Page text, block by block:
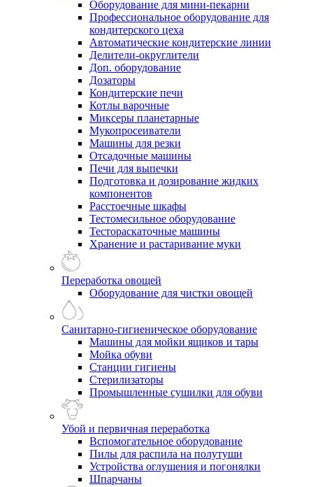
Оборудование для мини-пекарни
Профессиональное оборудование для
кондитерского цеха
Автоматические кондитерские линии
Делители-округлители
Доп. оборудование
Дозаторы
Кондитерские печи
Котлы варочные
Миксеры планетарные
Мукопросеиватели
Машины для резки
Отсадочные машины
Печи для выпечки
Подготовка и дозирование жидких
компонентов
Расстоечные шкафы
Тестомесильное оборудование
Тестораскаточные машины
Хранение и растаривание муки
Переработка овощей
Оборудование для чистки овощей
Санитарно-гигиеническое оборудование
Машины для мойки ящиков и тары
Мойка обуви
Станции гигиены
Стерилизаторы
Промышленные сушилки для обуви
Убой и первичная переработка
Вспомогательное оборудование
Пилы для распила на полутуши
Устройства оглушения и погонялки
Шпарчаны